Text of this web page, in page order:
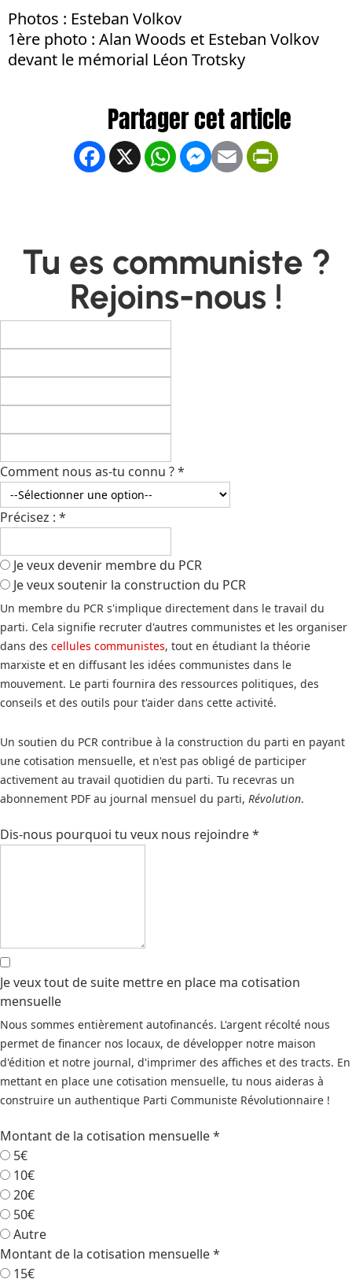
Photos : Esteban Volkov
1ère photo : Alan Woods et Esteban Volkov
devant le mémorial Léon Trotsky
Facebook
X WhatsApp
Messenger
Email
Tu es communiste ?
Rejoins-nous !
Comment nous as-tu connu ?*
Précisez : *
Je veux devenir membre du PCR
Je veux soutenir la construction du PCR
Un membre du PCR s'implique directement dans le travail du
parti. Cela signifie recruter d'autres communistes et les organiser
dans des cellules communistes, tout en étudiant la théorie
marxiste et en diffusant les idées communistes dans le
mouvement. Le parti fournira des ressources politiques, des
conseils et des outils pour t'aider dans cette activité.
Un soutien du PCR contribue à la construction du parti en payant
une cotisation mensuelle, et n'est pas obligé de participer
activement au travail quotidien du parti. Tu recevras un
abonnement PDF au journal mensuel du parti, Révolution.
Dis-nous pourquoi tu veux nous rejoindre*
Je veux tout de suite mettre en place ma cotisation
mensuelle
Nous sommes entièrement autofinancés. L'argent récolté nous
permet de financer nos locaux, de développer notre maison
d'édition et notre journal, d'imprimer des affiches et des tracts. En
mettant en place une cotisation mensuelle, tu nous aideras à
construire un authentique Parti Communiste Révolutionnaire !
Montant de la cotisation mensuelle*
5€
10€
20€
50€
Autre
Montant de la cotisation mensuelle*
15€